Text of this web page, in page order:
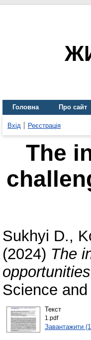
Головна Про сайт
Вхід Реєстрація
The
Sukhyi D.,
(2024) The
Science
Текст
1.pdf
Завантажити